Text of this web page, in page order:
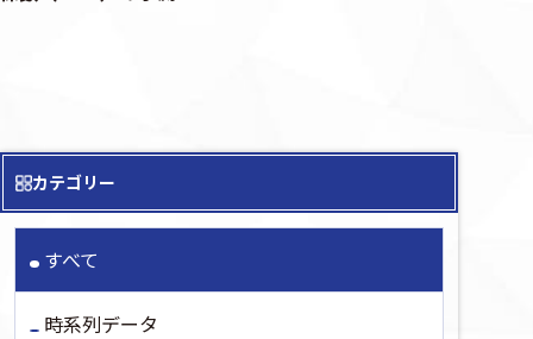
カテゴリー
すべて
時系列データ